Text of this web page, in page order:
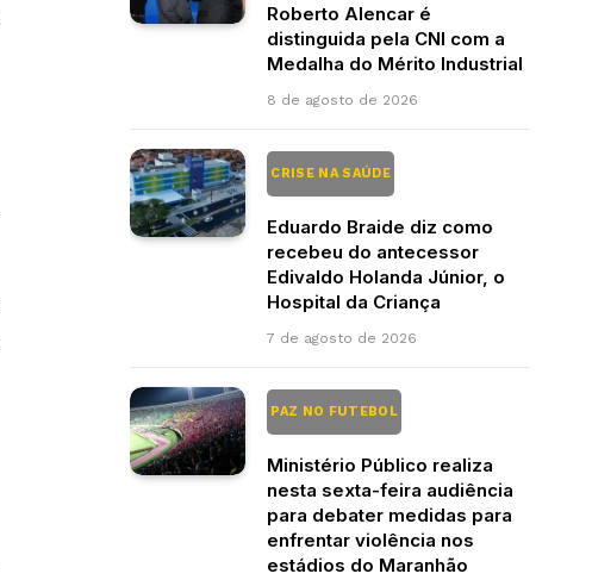
Roberto Alencar é
distinguida pela CNI com a
Medalha do Mérito Industrial
8 de agosto de 2026
CRISE NA SAÚDE
Eduardo Braide diz como
recebeu do antecessor
Edivaldo Holanda Júnior, o
Hospital da Criança
7 de agosto de 2026
PAZ NO FUTEBOL
Ministério Público realiza
nesta sexta-feira audiência
para debater medidas para
enfrentar violência nos
estádios do Maranhão